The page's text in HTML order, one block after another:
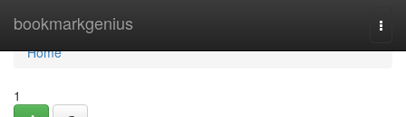
bookmarkgenius
Home
Home
1